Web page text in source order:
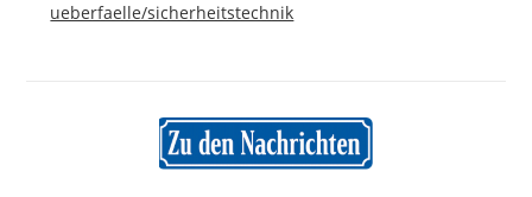
ueberfaelle/sicherheitstechnik